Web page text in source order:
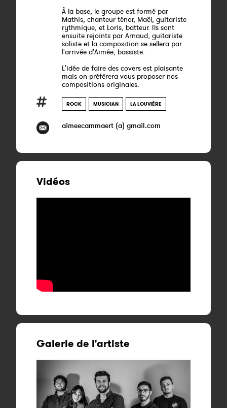
À la base, le groupe est formé par
Mathis, chanteur ténor, Maël, guitariste
rythmique, et Loris, batteur. Ils sont
ensuite rejoints par Arnaud, guitariste
soliste et la composition se sellera par
l'arrivée d'Aimée, bassiste.
L'idée de faire des covers est plaisante
mais on préfèrera vous proposer nos
compositions originales.
ROCK MUSICIAN LA LOUVIÈRE
aimeecammaert (a) gmail.com
Vidéos
Galerie de l'artiste